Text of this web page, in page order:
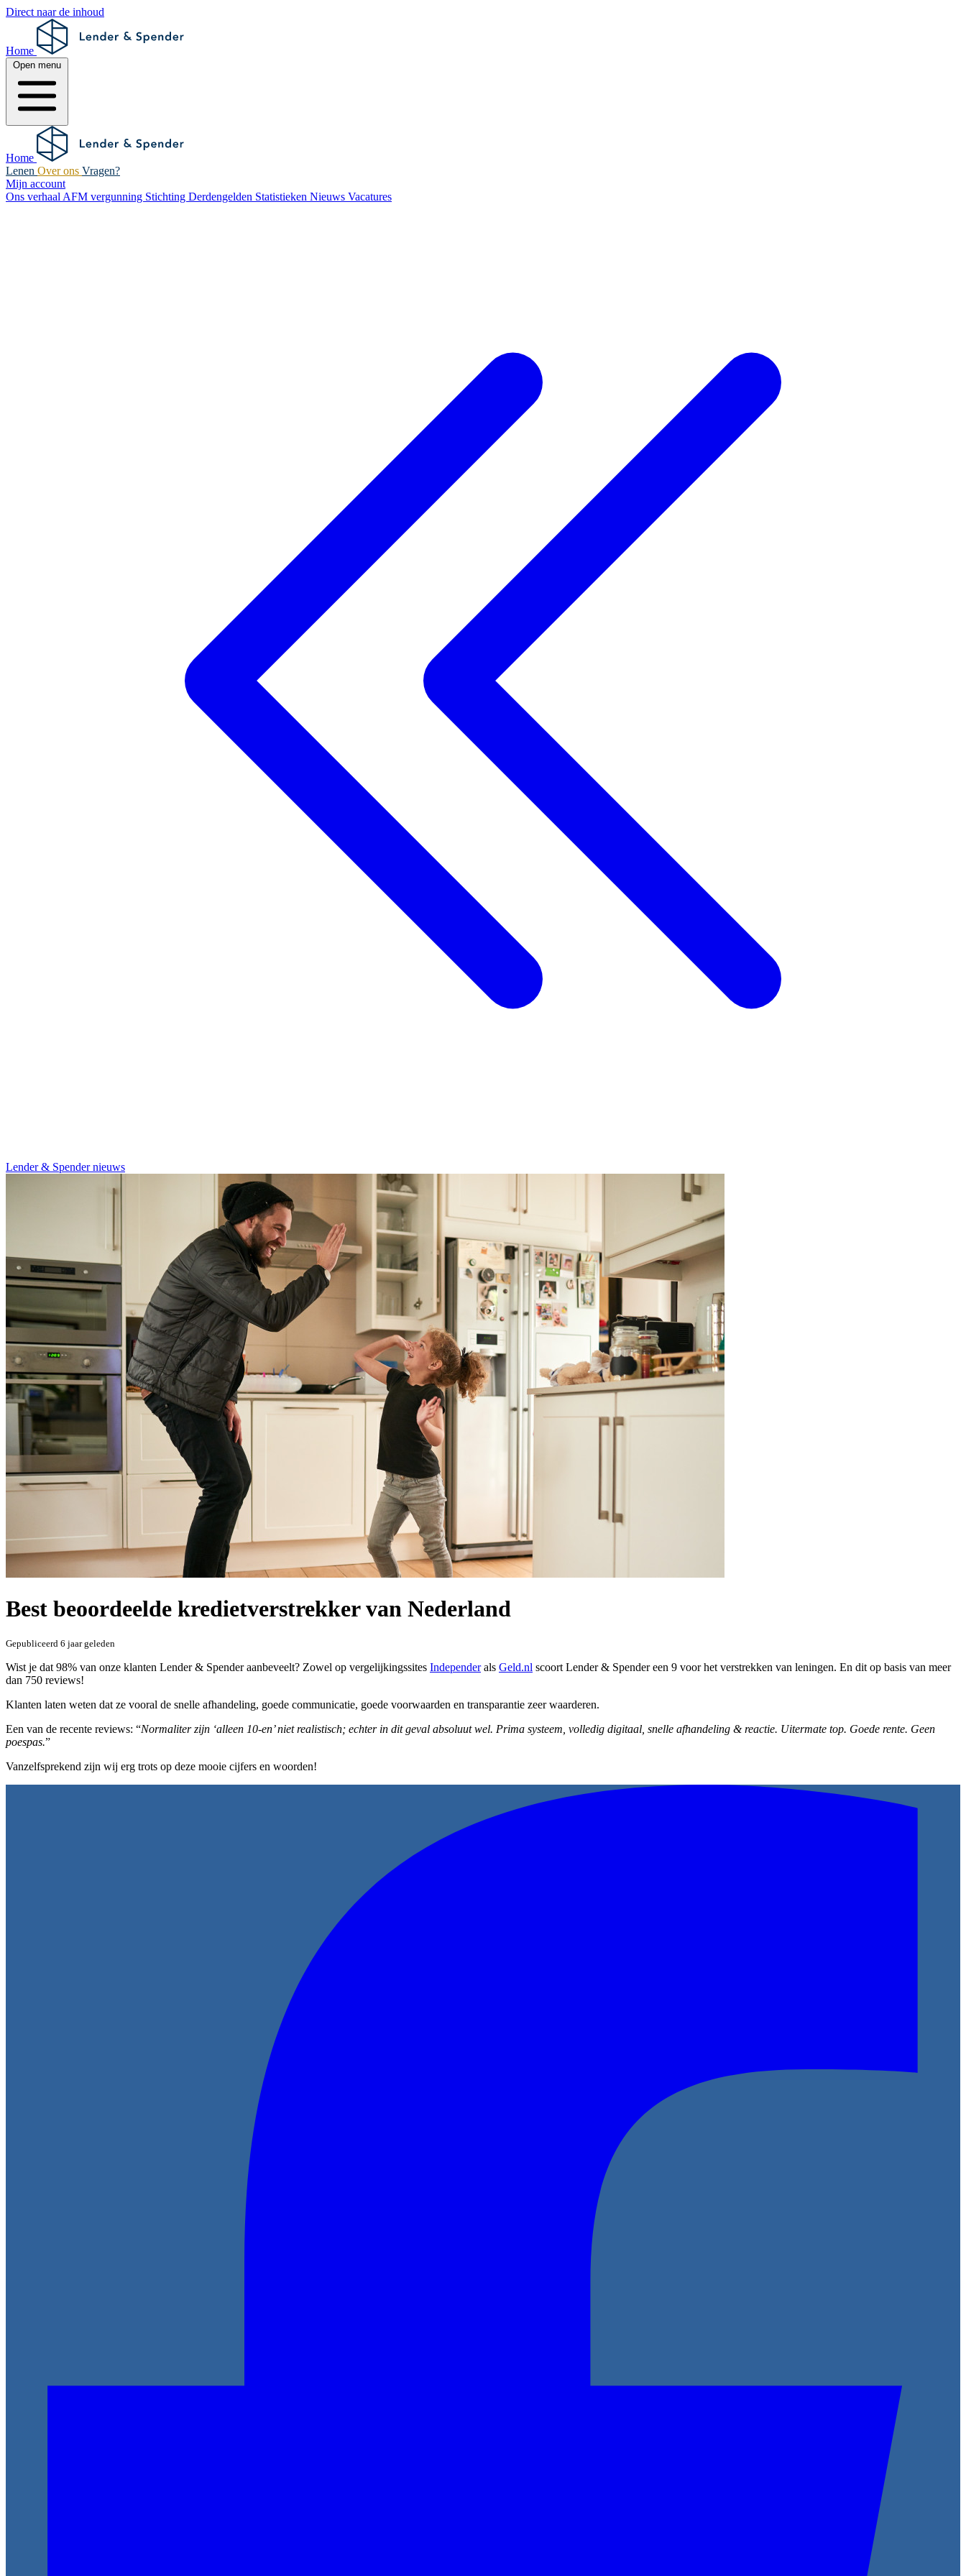
Direct naar de inhoud
Home
Open menu
Home
Lenen Over ons Vragen?
Mijn account
Ons verhaal AFM vergunning Stichting Derdengelden Statistieken Nieuws Vacatures
Lender & Spender nieuws
Best beoordeelde kredietverstrekker van Nederland
Gepubliceerd 6 jaar geleden
Wist je dat 98% van onze klanten Lender & Spender aanbeveelt? Zowel op vergelijkingssites Independerals Geld.nl scoort Lender & Spender een 9 voor het verstrekken van leningen. En dit op basis van meer
dan 750 reviews!
Klanten laten weten dat ze vooral de snelle afhandeling, goede communicatie, goede voorwaarden en transparantie zeer waarderen.
Een van de recente reviews: “Normaliter zijn ‘alleen 10-en’ niet realistisch; echter in dit geval absoluut wel. Prima systeem, volledig digitaal, snelle afhandeling & reactie. Uitermate top. Goede rente. Geen
poespas.”
Vanzelfsprekend zijn wij erg trots op deze mooie cijfers en woorden!